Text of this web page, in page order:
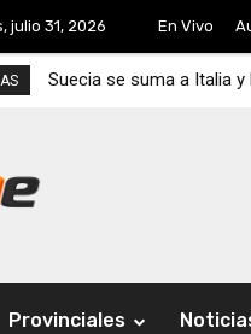
julio 31, 2026 En Vivo
Suecia se suma a Italia
Provinciales